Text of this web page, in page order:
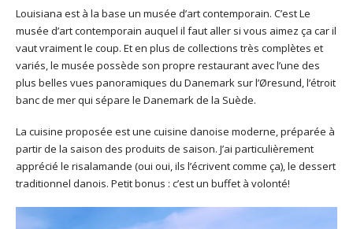
Louisiana est à la base un musée d’art contemporain. C’est Le
musée d’art contemporain auquel il faut aller si vous aimez ça car il
vaut vraiment le coup. Et en plus de collections très complètes et
variés, le musée possède son propre restaurant avec l’une des
plus belles vues panoramiques du Danemark sur l’Øresund, l’étroit
banc de mer qui sépare le Danemark de la Suède.
La cuisine proposée est une cuisine danoise moderne, préparée à
partir de la saison des produits de saison. J’ai particulièrement
apprécié le risalamande (oui oui, ils l’écrivent comme ça), le dessert
traditionnel danois. Petit bonus : c’est un buffet à volonté!